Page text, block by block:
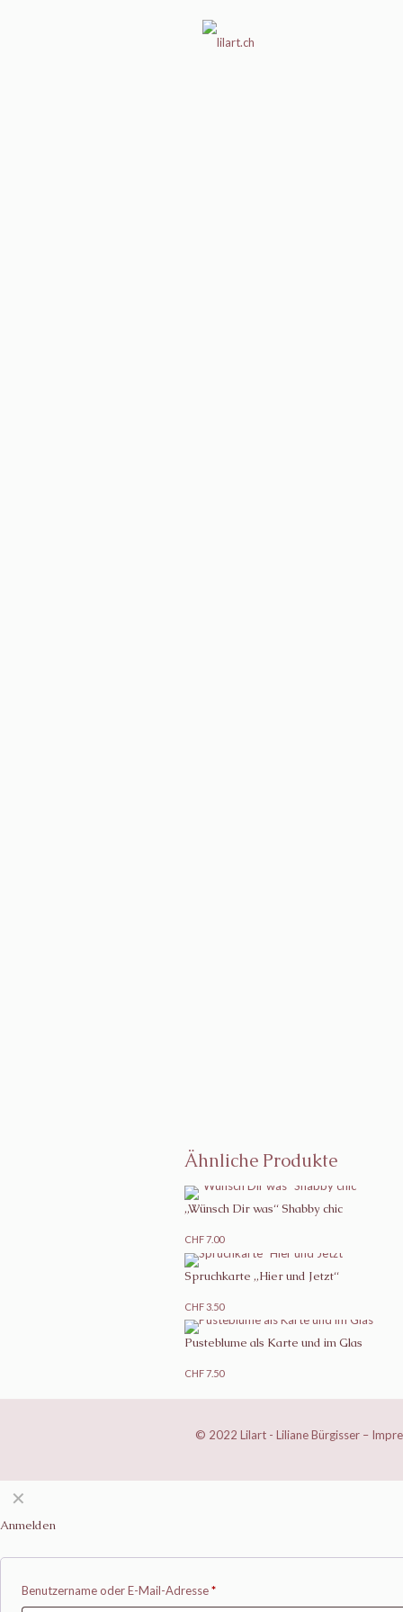
Ähnliche Produkte
„Wünsch Dir was“ Shabby chic
CHF7.00
Spruchkarte „Hier und Jetzt“
CHF 3.50
Pusteblume als Karte und im Glas
CHF7.50
© 2022 Lilart - Liliane Bürgisser –
✕
Anmelden
Benutzername oder E-Mail-Adresse*